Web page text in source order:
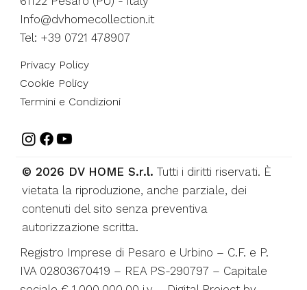
Info@dvhomecollection.it
Tel: +39 0721 478907
Privacy Policy
Cookie Policy
Termini e Condizioni
© 2026 DV HOME S.r.l. Tutti i diritti riservati. È
vietata la riproduzione, anche parziale, dei
contenuti del sito senza preventiva
autorizzazione scritta.
Registro Imprese di Pesaro e Urbino – C.F. e P.
IVA 02803670419 – REA PS-290797 – Capitale